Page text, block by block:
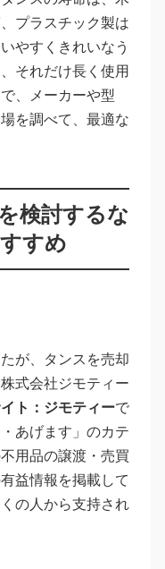
プラスチック製は
やすくきれいなう
それだけ長く使用
、メーカーや型
を調べて、最適な
検討するな
すめ
が、タンスを売却
式会社ジモティー
ト：ジモティーで
あげます」のカテ
用品の譲渡・売買
益情報を掲載して
の人から支持され